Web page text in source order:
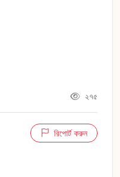
২৭৫
রিপোর্ট করুন